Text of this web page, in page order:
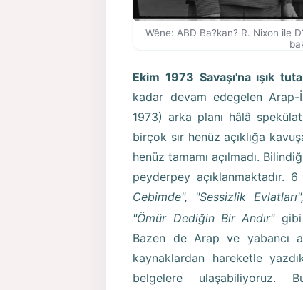
Wêne: ABD Ba?kan? R. Nixon ile
Ekim 1973 Savaşı'na ışık
kadar devam edegelen Arap-
1973) arka planı hâlâ
birçok sır henüz açıklığa
henüz tamamı açılmadı.
peyderpey açıklanmaktadır.
Cebimde", "Sessizlik
"Ömür Dediğin Bir Andır"
Bazen de Arap ve yabancı
kaynaklardan hareketle
belgelere ulaşabiliyoruz.